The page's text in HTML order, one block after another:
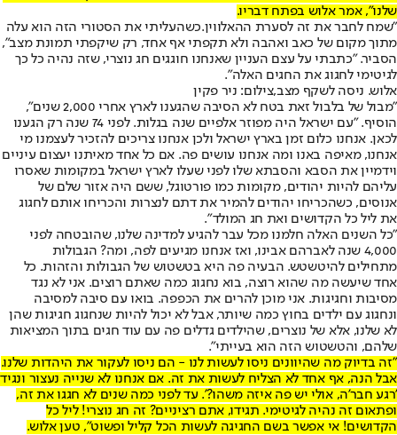
שלנו", אמר אלוש בפתח דבריו.
"שמח לחבר את זה לסערת ההאלווין.כשהעליתי את הסטורי הזה הוא עלה
מתוך מקום של כאב ואהבה ולא תקפתי אף אחד, רק שיקפתי תמונת מצב",
הסביר. "כתבתי על עצם העניין שאנחנו חוגגים חג נוצרי, שזה נהיה כל כך
לגיטימי לחגוג את החגים האלה".
אלוש. ניסה לשקף מצב,צילום: ניר פקין
"מבול של בלבול זאת בטח לא הסיבה שהגענו לארץ אחרי 2,000 שנים",
הוסיף. "עם ישראל היה מפוזר אלפיים שנה בגלות. לפני 74 שנה רק הגענו
לכאן. אנחנו כלום זמן בארץ ישראל ולכן אנחנו צריכים להזכיר לעצמנו מי
אנחנו, מאיפה באנו ומה אנחנו עושים פה. אם כל אחד מאיתנו יעצום עיניים
וידמיין את הסבא והסבתא שלו לפני שעלו לארץ ישראל במקומות שאסרו
עליהם להיות יהודים, מקומות כמו פורטוגל, ששם היה אזור שלם של
אנוסים, כשהכריחו יהודים להמיר את דתם לנצרות והכריחו אותם לחגוג
את ליל כל הקדושים ואת חג המולד".
"כל השנים האלה חלמנו מכל עבר להגיע למדינה שלנו, שהובטחה לפני
4,000 שנה לאברהם אבינו, ואז אנחנו מגיעים לפה, ומה? הגבולות
מתחילים להיטשטש. הבעיה פה היא בטשטוש של הגבולות והזהות. כל
אחד שיעשה מה שהוא רוצה, בוא נחגוג כמה שאתם רוצים. אני לא נגד
מסיבות וחגיגות. אני מוכן להרים את הכפפה. בואו עם סיבה למסיבה
ונחגוג עם ילדים בחוץ כמה שיותר, אבל לא יכול להיות שנחגוג חגיגות שהן
לא שלנו, אלא של נוצרים, שהילדים גדלים פה עם עוד חגים בתוך המציאות
שלהם, והטשטוש הזה הוא בעייתי".
"זה בדיוק מה שהיוונים ניסו לעשות לנו - הם ניסו לעקור את היהדות שלנו.
אבל הנה, אף אחד לא הצליח לעשות את זה. אם אנחנו לא שנייה נעצור ונגיד
'רגע חבר'ה, אולי יש פה איזה משהו?'. עד לפני כמה שנים לא חגגו את זה,
ופתאום זה נהיה לגיטימי. תגידו, אתם רציניים? זה חג נוצרי! ליל כל
הקדושים! אי אפשר בשם החגיגה לעשות הכל קליל ופשוט", טען אלוש.